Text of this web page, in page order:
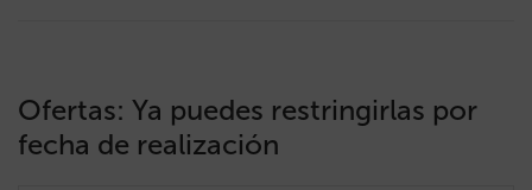
Ofertas: Ya puedes restringirlas por
fecha de realización